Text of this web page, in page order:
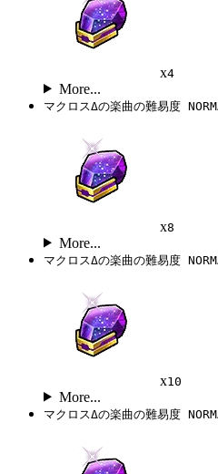
x4
More...
マクロスΔの楽曲の難易度
x8
More...
マクロスΔの楽曲の難易度
x10
More...
マクロスΔの楽曲の難易度